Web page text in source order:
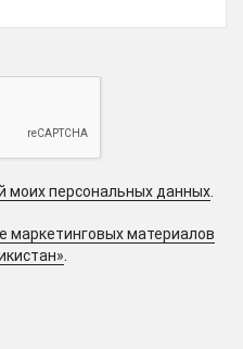
моих персональных данных.
маркетинговых материалов
.